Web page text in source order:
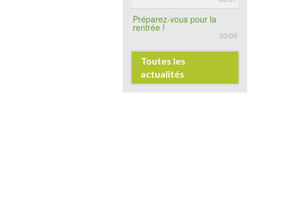
Préparez-vous pour la
rentrée !
30/06
Toutes les
actualités